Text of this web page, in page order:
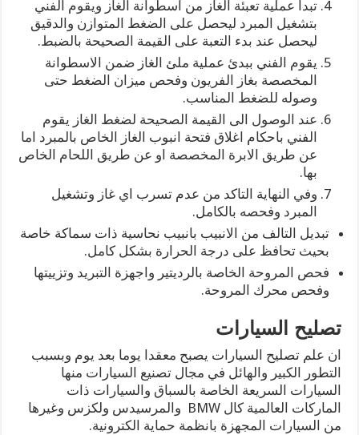
تبدأ عملية تعبئة الغاز من اسطوانة الغاز ويقوم الفني
بتشغيل المبرد ليحصل على الضغط المتوازن والدقيق
ليحصل عند بدء التعبة على القيمة الصحيحة بالضبط.
يقوم الفني ببدئ عملية ملئ الغاز ضمن الاسطوانة
المخصصة بغاز الفريون وفحص ميزان الضغط حتى
وصوله للضغط المناسب.
عند الوصول الى القيمة الصحيحة لضغط الغاز يقوم
الفني باحكام اغلاق فتحة انبوب الغاز الخاص بالمبرد اما
عن طريق الابرة المخصصة او عن طريق اللحام الخاص
بها.
وفي النهاية التاكد من عدم تسرب اي غاز وتشغيل
المبرد وفحصه بالكامل.
تبديل التالف من الانبيب بانبيب نحاسية ذات سماكة خاصة
بحيث تحافظ على درجة الحرارة بشكل كامل.
فحص المروحة الخاصة بالرديتير واجهزة التبريد وتزييتها
وفحص محرك المروحة.
تصليح السيارات
ان علم تصليح السيارات يصبح معقدا يوما بعد يوم وبسبب
التطور الكبير والهائل في مجال تصنيع السيارات منها
السيارات السريعة الخاصة بالسباق والسيارات ذات
الماركات العالمية كال BMW والمرسيدس ولكزس وغيرها
من السيارات المجهزة بانظمة حماية الكترونية.